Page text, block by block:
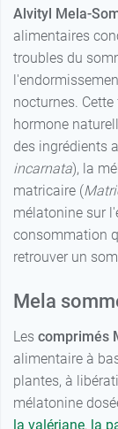
30
comprimés
Alvityl Mela-
alimentaires
troubles du
nocturnes.
hormone
des ingrédients
incarnata), la
matricaire (
mélatonine sur
consommation
retrouver un
Mela
Les comprimés
alimentaire à
plantes, à
mélatonine
la valériane, la